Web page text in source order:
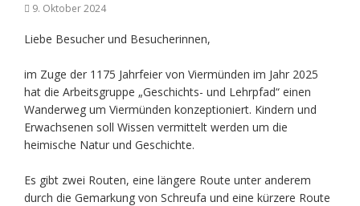
9. Oktober 2024
Liebe Besucher und Besucherinnen,
im Zuge der 1175 Jahrfeier von Viermünden im Jahr 2025
hat die Arbeitsgruppe „Geschichts- und Lehrpfad“ einen
Wanderweg um Viermünden konzeptioniert. Kindern und
Erwachsenen soll Wissen vermittelt werden um die
heimische Natur und Geschichte.
Es gibt zwei Routen, eine längere Route unter anderem
durch die Gemarkung von Schreufa und eine kürzere Route